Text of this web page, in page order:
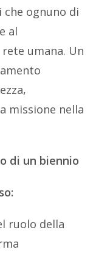
ognuno di
al
umana. Un
missione nella
di un biennio
ruolo della